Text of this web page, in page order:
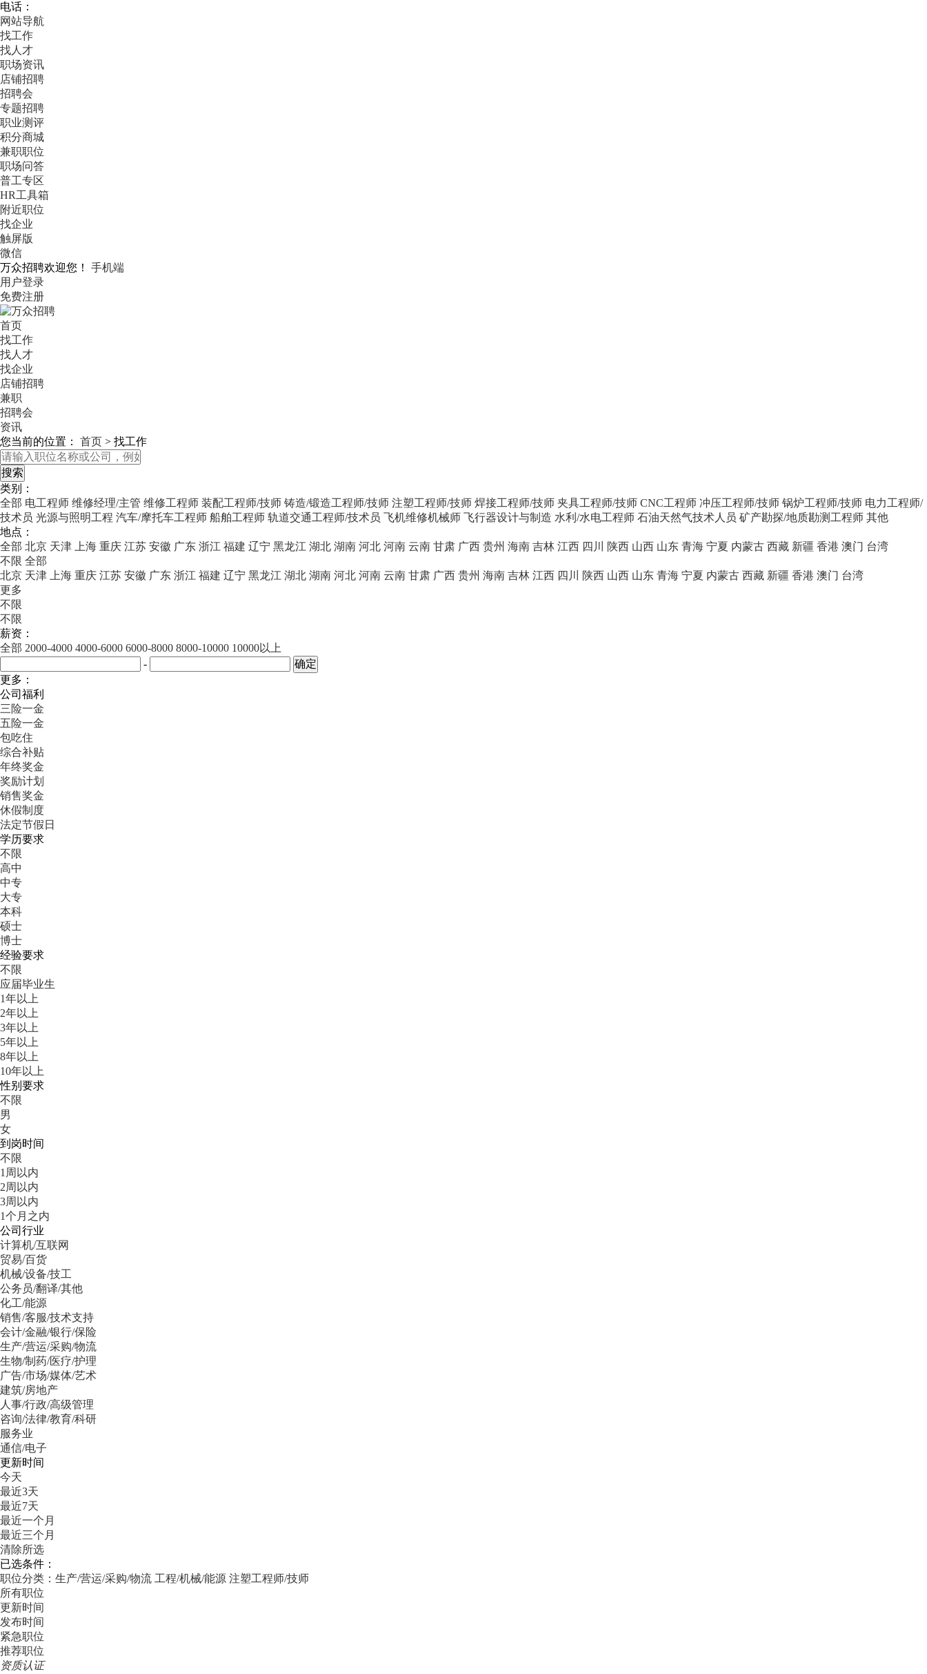
电话：
网站导航
找工作
找人才
职场资讯
店铺招聘
招聘会
专题招聘
职业测评
积分商城
兼职职位
职场问答
普工专区
HR工具箱
附近职位
找企业
触屏版
微信
万众招聘欢迎您！
手机端
用户登录
免费注册
首页
找工作
找人才
找企业
店铺招聘
兼职
招聘会
资讯
您当前的位置： 首页 > 找工作
类别：
全部 电工程师 维修经理/主管 维修工程师 装配工程师/技师 铸造/锻造工程师/技师 注塑工程师/技师 焊接工程师/技师 夹具工程师/技师 CNC工程师 冲压工程师/技师 锅炉工程师/技师 电力工程师/
技术员 光源与照明工程 汽车/摩托车工程师 船舶工程师 轨道交通工程师/技术员 飞机维修机械师 飞行器设计与制造 水利/水电工程师 石油天然气技术人员 矿产勘探/地质勘测工程师 其他
地点：
全部 北京 天津 上海 重庆 江苏 安徽 广东 浙江 福建 辽宁 黑龙江 湖北 湖南 河北 河南 云南 甘肃 广西 贵州 海南 吉林 江西 四川 陕西 山西 山东 青海 宁夏 内蒙古 西藏 新疆 香港 澳门 台湾
不限 全部
北京 天津 上海 重庆 江苏 安徽 广东 浙江 福建 辽宁 黑龙江 湖北 湖南 河北 河南 云南 甘肃 广西 贵州 海南 吉林 江西 四川 陕西 山西 山东 青海 宁夏 内蒙古 西藏 新疆 香港 澳门 台湾
更多
不限
不限
薪资：
全部 2000-4000 4000-6000 6000-8000 8000-10000 10000以上
-
更多：
公司福利
三险一金
五险一金
包吃住
综合补贴
年终奖金
奖励计划
销售奖金
休假制度
法定节假日
学历要求
不限
高中
中专
大专
本科
硕士
博士
经验要求
不限
应届毕业生
1年以上
2年以上
3年以上
5年以上
8年以上
10年以上
性别要求
不限
男
女
到岗时间
不限
1周以内
2周以内
3周以内
1个月之内
公司行业
计算机/互联网
贸易/百货
机械/设备/技工
公务员/翻译/其他
化工/能源
销售/客服/技术支持
会计/金融/银行/保险
生产/营运/采购/物流
生物/制药/医疗/护理
广告/市场/媒体/艺术
建筑/房地产
人事/行政/高级管理
咨询/法律/教育/科研
服务业
通信/电子
更新时间
今天
最近3天
最近7天
最近一个月
最近三个月
清除所选
已选条件：
职位分类：生产/营运/采购/物流 工程/机械/能源 注塑工程师/技师
所有职位
更新时间
发布时间
紧急职位
推荐职位
资质认证